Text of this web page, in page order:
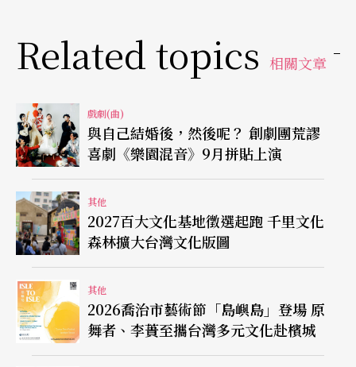
Related topics 相關文章
戲劇(曲)
與自己結婚後，然後呢？ 創劇團荒謬
喜劇《樂園混音》9月拼貼上演
其他
2027百大文化基地徵選起跑 千里文化
森林擴大台灣文化版圖
其他
2026喬治市藝術節「島嶼島」登場 原
舞者、李蕢至攜台灣多元文化赴檳城